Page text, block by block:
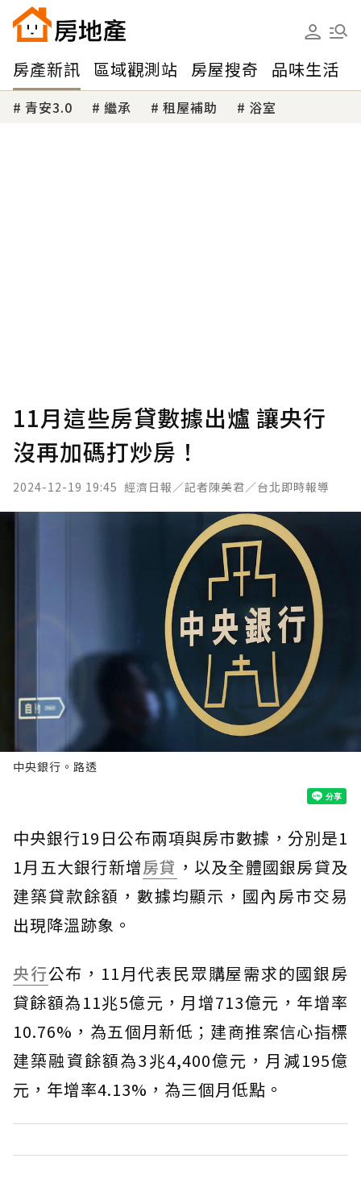
房產新訊 區域觀測站 房屋搜奇 品味生活
青安3.0 繼承 租屋補助 浴室
11月這些房貸數據出爐 讓央行
沒再加碼打炒房！
2024-12-19 19:45 經濟日報／記者陳美君／台北即時報導
中央銀行。路透
中央銀行19日公布兩項與房市數據，分別是1
1月五大銀行新增房貸 ，以及全體國銀房貸及
建築貸款餘額，數據均顯示，國內房市交易
出現降溫跡象。
央行公布，11月代表民眾購屋需求的國銀房
貸餘額為11兆5億元，月增713億元，年增率
10.76%，為五個月新低；建商推案信心指標
建築融資餘額為3兆4,400億元，月減195億
元，年增率4.13%，為三個月低點。